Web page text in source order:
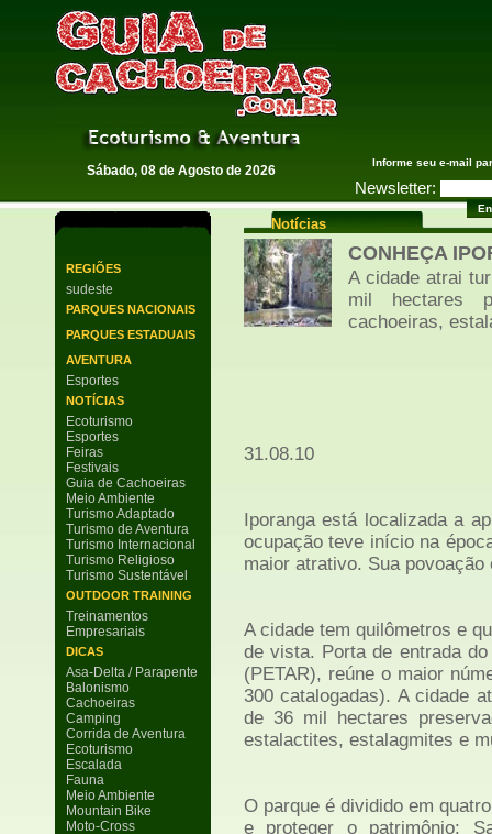
Guia de Cachoeiras
Sábado, 08 de Agosto de 2026
Informe seu e-mail
Newsletter:
REGIÕES
sudeste
PARQUES NACIONAIS
PARQUES ESTADUAIS
AVENTURA
Esportes
NOTÍCIAS
Ecoturismo
Esportes
Feiras
Festivais
Guia de Cachoeiras
Meio Ambiente
Turismo Adaptado
Turismo de Aventura
Turismo Internacional
Turismo Religioso
Turismo Sustentável
OUTDOOR TRAINING
Treinamentos
Empresariais
DICAS
Asa-Delta / Parapente
Balonismo
Cachoeiras
Camping
Corrida de Aventura
Ecoturismo
Escalada
Fauna
Meio Ambiente
Mountain Bike
Moto-Cross
Notícias
CONHEÇA
A cidade atrai
mil hectares
cachoeiras,
31.08.10
Iporanga está localizada a
ocupação teve início na
maior atrativo. Sua
A cidade tem quilômetros e
de vista. Porta de entrada
(PETAR), reúne o maior
300 catalogadas). A cidade
de 36 mil hectares
estalactites, estalagmites e
O parque é dividido em
e proteger o patrimônio: